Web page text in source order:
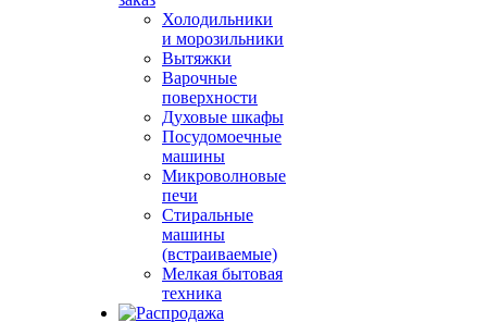
Холодильники
и морозильники
Вытяжки
Варочные
поверхности
Духовые шкафы
Посудомоечные
машины
Микроволновые
печи
Стиральные
машины
(встраиваемые)
Мелкая бытовая
техника